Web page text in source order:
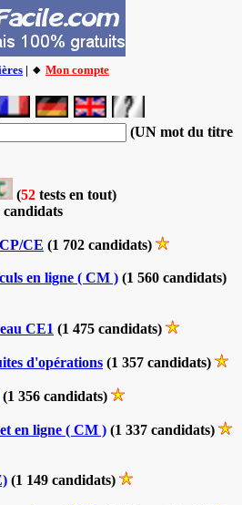
| 🔸 Mon compte
(UN mot du titre
(52 tests en tout)
candidats
CE (1 702 candidats)
en ligne ( CM ) (1 560 candidats)
CE1 (1 475 candidats)
d'opérations (1 357 candidats)
(1 356 candidats)
en ligne ( CM ) (1 337 candidats)
(1 149 candidats)